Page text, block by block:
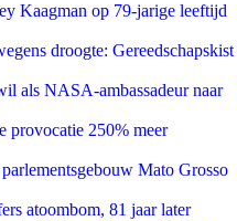
Kaagman op 79-jarige leeftijd
droogte: Gereedschapskist
als NASA-ambassadeur naar
provocatie 250% meer
Mato Grosso
atoombom, 81 jaar later